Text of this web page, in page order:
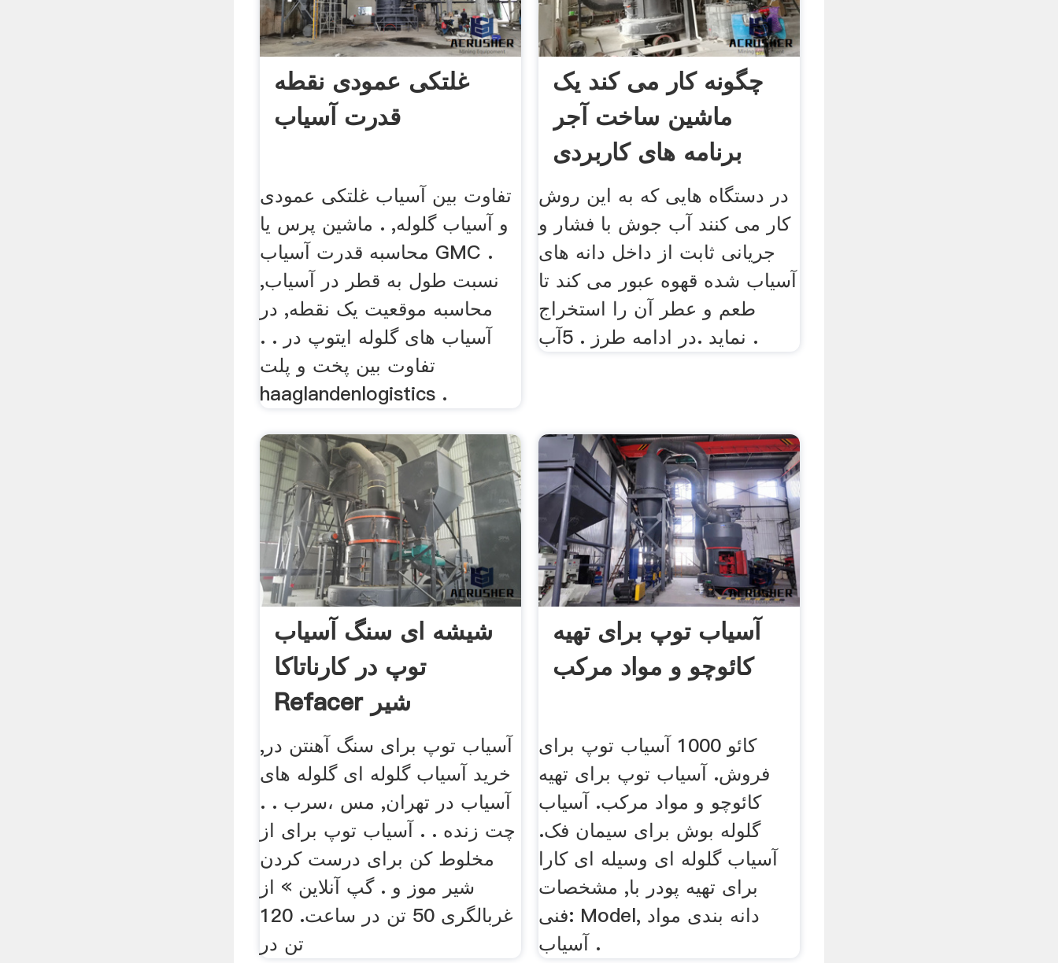
غلتکی عمودی نقطه
قدرت آسیاب
تفاوت بین آسیاب غلتکی عمودی
و آسیاب گلوله, . ماشین پرس یا
محاسبه قدرت آسیاب GMC .
نسبت طول به قطر در آسیاب,
محاسبه موقعیت یک نقطه, در
آسیاب های گلوله ایتوپ در . .
تفاوت بین پخت و پلت
haaglandenlogistics .
چگونه کار می کند یک
ماشین ساخت آجر
برنامه های کاربردی
در دستگاه هایی که به این روش
کار می کنند آب جوش با فشار و
جریانی ثابت از داخل دانه های
آسیاب شده قهوه عبور می کند تا
طعم و عطر آن را استخراج
نماید .در ادامه طرز . 5آب .
شیشه ای سنگ آسیاب
توپ در کارناتاکا
Refacer شیر
آسیاب توپ برای سنگ آهنتن در,
خرید آسیاب گلوله ای گلوله های
آسیاب در تهران, مس ،سرب . .
چت زنده . . آسیاب توپ برای از
مخلوط کن برای درست کردن
شیر موز و . گپ آنلاین » از
غربالگری 50 تن در ساعت. 120
تن در
آسیاب توپ برای تهیه
کائوچو و مواد مرکب
کائو 1000 آسیاب توپ برای
فروش. آسیاب توپ برای تهیه
کائوچو و مواد مرکب. آسیاب
گلوله بوش برای سیمان فک.
آسیاب گلوله ای وسیله ای کارا
برای تهیه پودر با, مشخصات
فنی: Model, دانه بندی مواد
آسیاب .